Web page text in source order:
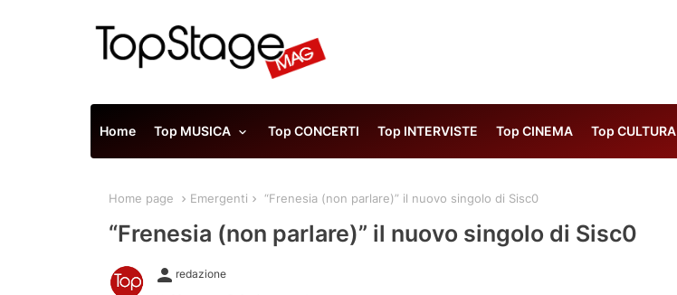
Home Top MUSICA Top CONCERTI Top INTERVISTE Top CINEMA Top CULTURA
Home page Emergenti “Frenesia (non parlare)” il nuovo singolo di Sisc0
“Frenesia (non parlare)” il nuovo singolo di Sisc0
person redazione